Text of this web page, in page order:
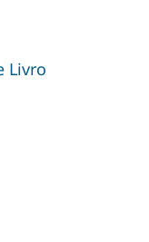
Livro